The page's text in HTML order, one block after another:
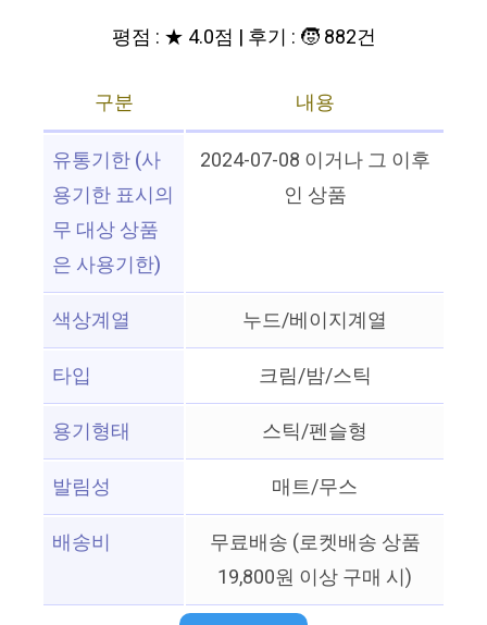
평점 : ★ 4.0점 | 후기 : 🧒 882건
구분
내용
유통기한 (사
용기한 표시의
무 대상 상품
은 사용기한)
2024-07-08 이거나 그 이후
인 상품
색상계열
누드/베이지계열
타입
크림/밤/스틱
용기형태
스틱/펜슬형
발림성
매트/무스
배송비
무료배송 (로켓배송 상품
19,800원 이상 구매 시)